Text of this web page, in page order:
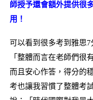
師授予還會額外提供很
用！
可以看到很多考到雅思
「整體而言在老師們很
而且安心作答，得分的
考也讓我習慣了整體考